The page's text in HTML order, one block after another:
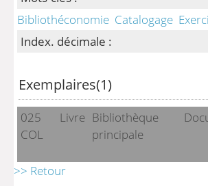
Bibliothéconomie Catalogage
Index. décimale :
Exemplaires(1)
025
COL
Livre Bibliothèque
principale
>> Retour